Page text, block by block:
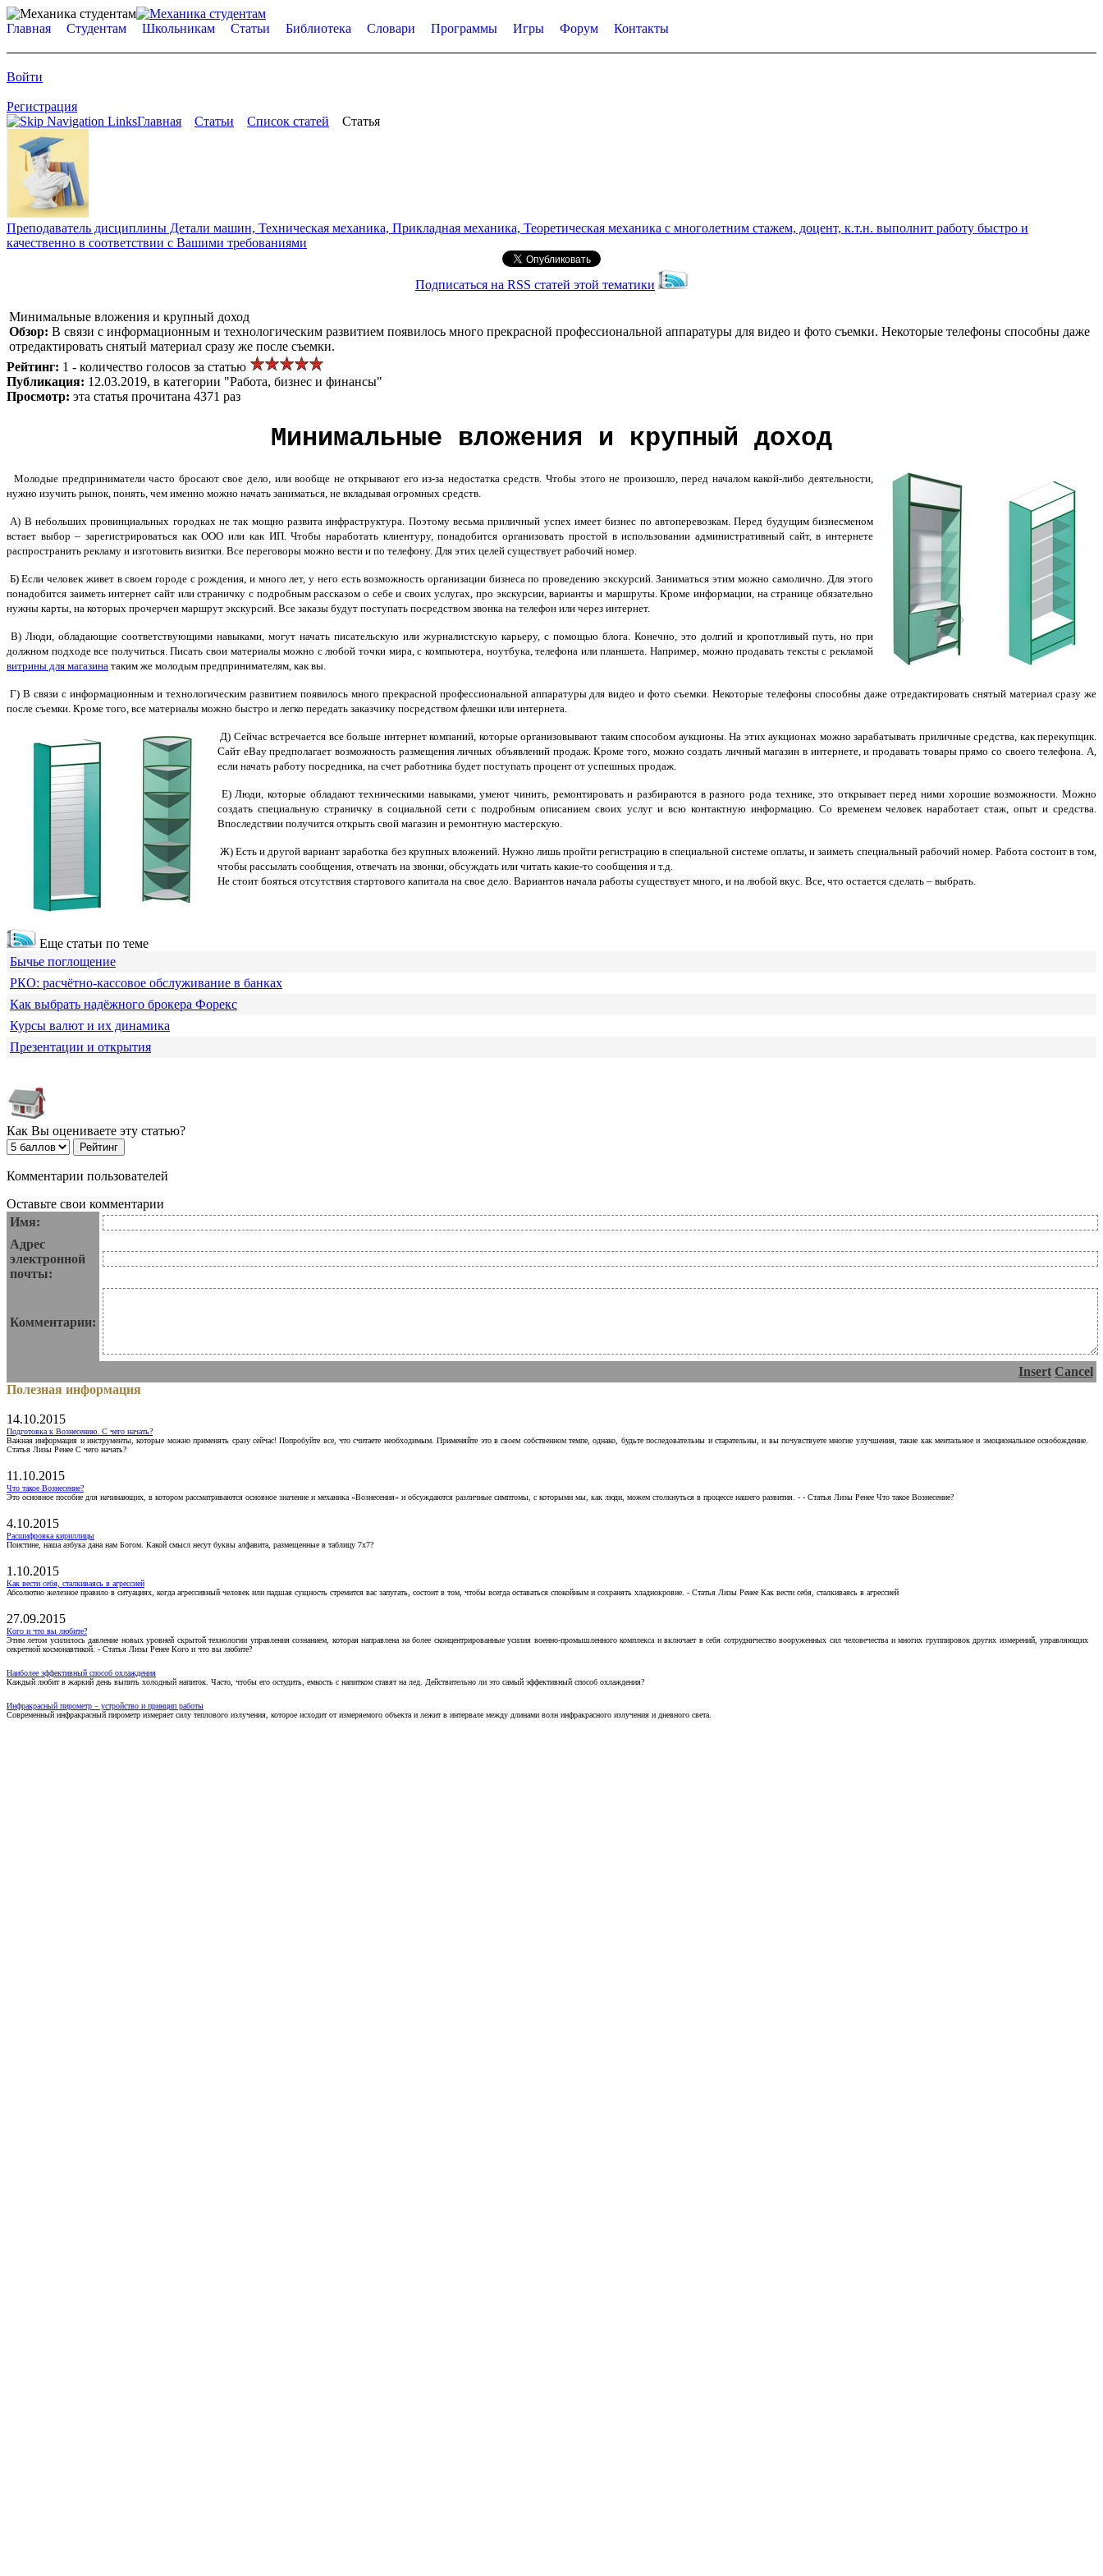
Главная Студентам Школьникам Статьи Библиотека Словари Программы Игры Форум Контакты
Войти
Регистрация
Главная
Статьи Список статей Статья
Преподаватель дисциплины Детали машин, Техническая механика, Прикладная механика, Теоретическая механика с многолетним стажем, доцент, к.т.н. выполнит работу быстро и
качественно в соответствии с Вашими требованиями
Подписаться на RSS статей этой тематики
Минимальные вложения и крупный доход
Обзор: В связи с информационным и технологическим развитием появилось много прекрасной профессиональной аппаратуры для видео и фото съемки. Некоторые телефоны способны даже
отредактировать снятый материал сразу же после съемки.
Рейтинг: 1 - количество голосов за статью
Публикация: 12.03.2019, в категории "Работа, бизнес и финансы"
Просмотр: эта статья прочитана 4371 раз
Минимальные вложения и крупный доход
Молодые предприниматели часто бросают свое дело, или вообще не открывают его из-за недостатка средств. Чтобы этого не произошло, перед началом какой-либо деятельности,
нужно изучить рынок, понять, чем именно можно начать заниматься, не вкладывая огромных средств.
А) В небольших провинциальных городках не так мощно развита инфраструктура. Поэтому весьма приличный успех имеет бизнес по автоперевозкам. Перед будущим бизнесменом
встает выбор – зарегистрироваться как ООО или как ИП. Чтобы наработать клиентуру, понадобится организовать простой в использовании административный сайт, в интернете
распространить рекламу и изготовить визитки. Все переговоры можно вести и по телефону. Для этих целей существует рабочий номер.
Б) Если человек живет в своем городе с рождения, и много лет, у него есть возможность организации бизнеса по проведению экскурсий. Заниматься этим можно самолично. Для этого
понадобится заиметь интернет сайт или страничку с подробным рассказом о себе и своих услугах, про экскурсии, варианты и маршруты. Кроме информации, на странице обязательно
нужны карты, на которых прочерчен маршрут экскурсий. Все заказы будут поступать посредством звонка на телефон или через интернет.
В) Люди, обладающие соответствующими навыками, могут начать писательскую или журналистскую карьеру, с помощью блога. Конечно, это долгий и кропотливый путь, но при
должном подходе все получиться. Писать свои материалы можно с любой точки мира, с компьютера, ноутбука, телефона или планшета. Например, можно продавать тексты с рекламой
витрины для магазина таким же молодым предпринимателям, как вы.
Г) В связи с информационным и технологическим развитием появилось много прекрасной профессиональной аппаратуры для видео и фото съемки. Некоторые телефоны способны даже отредактировать снятый материал сразу же
после съемки. Кроме того, все материалы можно быстро и легко передать заказчику посредством флешки или интернета.
Д) Сейчас встречается все больше интернет компаний, которые организовывают таким способом аукционы. На этих аукционах можно зарабатывать приличные средства, как перекупщик.
Сайт eBay предполагает возможность размещения личных объявлений продаж. Кроме того, можно создать личный магазин в интернете, и продавать товары прямо со своего телефона. А,
если начать работу посредника, на счет работника будет поступать процент от успешных продаж.
Е) Люди, которые обладают техническими навыками, умеют чинить, ремонтировать и разбираются в разного рода технике, это открывает перед ними хорошие возможности. Можно
создать специальную страничку в социальной сети с подробным описанием своих услуг и всю контактную информацию. Со временем человек наработает стаж, опыт и средства.
Впоследствии получится открыть свой магазин и ремонтную мастерскую.
Ж) Есть и другой вариант заработка без крупных вложений. Нужно лишь пройти регистрацию в специальной системе оплаты, и заиметь специальный рабочий номер. Работа состоит в том,
чтобы рассылать сообщения, отвечать на звонки, обсуждать или читать какие-то сообщения и т.д.
Не стоит бояться отсутствия стартового капитала на свое дело. Вариантов начала работы существует много, и на любой вкус. Все, что остается сделать – выбрать.
Еще статьи по теме
Бычье поглощение
РКО: расчётно-кассовое обслуживание в банках
Как выбрать надёжного брокера Форекс
Курсы валют и их динамика
Презентации и открытия
Как Вы оцениваете эту статью?
Комментарии пользователей
Оставьте свои комментарии
Имя:
Адрес
электронной
почты:
Комментарии:
Insert Cancel
Полезная информация
14.10.2015
Подготовка к Вознесению. С чего начать?
Важная информация и инструменты, которые можно применять сразу сейчас! Попробуйте все, что считаете необходимым. Применяйте это в своем собственном темпе, однако, будьте последовательны и старательны, и вы почувствуете многие улучшения, такие как ментальное и эмоциональное освобождение.
Статья Лизы Ренее С чего начать?
11.10.2015
Что такое Вознесение?
Это основное пособие для начинающих, в котором рассматриваются основное значение и механика «Вознесения» и обсуждаются различные симптомы, с которыми мы, как люди, можем столкнуться в процессе нашего развития. - - Статья Лизы Ренее Что такое Вознесение?
4.10.2015
Расшифровка кириллицы
Поистине, наша азбука дана нам Богом. Какой смысл несут буквы алфавита, размещенные в таблицу 7х7?
1.10.2015
Как вести себя, сталкиваясь в агрессией
Абсолютно железное правило в ситуациях, когда агрессивный человек или падшая сущность стремится вас запугать, состоит в том, чтобы всегда оставаться спокойным и сохранять хладнокровие. - Статья Лизы Ренее Как вести себя, сталкиваясь в агрессией
27.09.2015
Кого и что вы любите?
Этим летом усилилось давление новых уровней скрытой технологии управления сознанием, которая направлена на более сконцентрированные усилия военно-промышленного комплекса и включает в себя сотрудничество вооруженных сил человечества и многих группировок других измерений, управляющих
секретной космонавтикой. - Статья Лизы Ренее Кого и что вы любите?
Наиболее эффективный способ охлаждения
Каждый любит в жаркий день выпить холодный напиток. Часто, чтобы его остудить, емкость с напитком ставят на лед. Действительно ли это самый эффективный способ охлаждения?
Инфракрасный пирометр – устройство и принцип работы
Современный инфракрасный пирометр измеряет силу теплового излучения, которое исходит от измеряемого объекта и лежит в интервале между длинами волн инфракрасного излучения и дневного света.